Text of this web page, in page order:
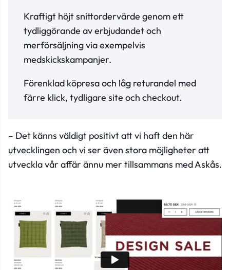
Kraftigt höjt snittordervärde genom ett
tydliggörande av erbjudandet och
merförsäljning via exempelvis
medskickskampanjer.
Förenklad köpresa och låg returandel med
färre klick, tydligare site och checkout.
– Det känns väldigt positivt att vi haft den här
utvecklingen och vi ser även stora möjligheter att
utveckla vår affär ännu mer tillsammans med Askås.